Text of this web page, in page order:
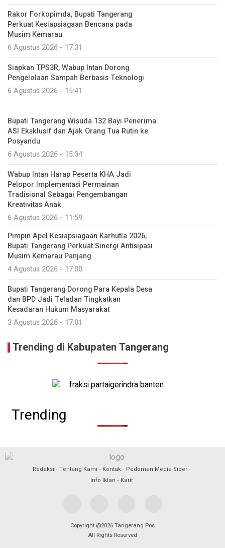
Rakor Forkopimda, Bupati Tangerang
Perkuat Kesiapsiagaan Bencana pada
Musim Kemarau
6 Agustus 2026 - 17:31
Siapkan TPS3R, Wabup Intan Dorong
Pengelolaan Sampah Berbasis Teknologi
6 Agustus 2026 - 15:41
Bupati Tangerang Wisuda 132 Bayi Penerima
ASI Eksklusif dan Ajak Orang Tua Rutin ke
Posyandu
6 Agustus 2026 - 15:34
Wabup Intan Harap Peserta KHA Jadi
Pelopor Implementasi Permainan
Tradisional Sebagai Pengembangan
Kreativitas Anak
6 Agustus 2026 - 11:59
Pimpin Apel Kesiapsiagaan Karhutla 2026,
Bupati Tangerang Perkuat Sinergi Antisipasi
Musim Kemarau Panjang
4 Agustus 2026 - 17:00
Bupati Tangerang Dorong Para Kepala Desa
dan BPD Jadi Teladan Tingkatkan
Kesadaran Hukum Masyarakat
3 Agustus 2026 - 17:01
Trending di Kabupaten Tangerang
Trending
Redaksi Tentang Kami Kontak
Pedoman Media Siber
Info Iklan
Karir
Copyright @2026 Tangerang Pos
All Rights Reserved